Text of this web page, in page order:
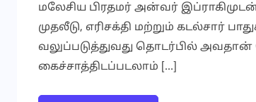
மலேசிய பிரதமர் அன்வர்
முதலீடு, எரிசக்தி மற்றும் கடல்சார்
வலுப்படுத்துவது தொடர்பில் அவதான்
கைச்சாத்திடப்படலாம் […]